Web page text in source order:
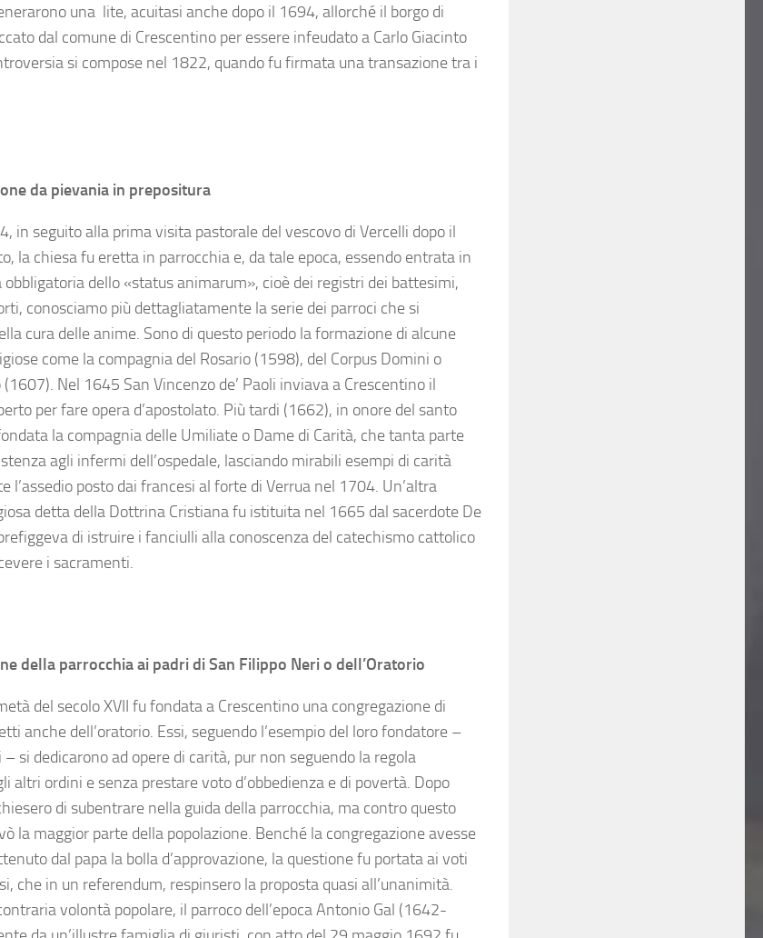
una lite, acuitasi anche dopo il 1694, allorché il borgo di
dal comune di Crescentino per essere infeudato a Carlo Giacinto
si compose nel 1822, quando fu firmata una transazione tra i
da pievania in prepositura
in seguito alla prima visita pastorale del vescovo di Vercelli dopo il
la chiesa fu eretta in parrocchia e, da tale epoca, essendo entrata in
dello «status animarum», cioè dei registri dei battesimi,
conosciamo più dettagliatamente la serie dei parroci che si
cura delle anime. Sono di questo periodo la formazione di alcune
come la compagnia del Rosario (1598), del Corpus Domini o
Nel 1645 San Vincenzo de’ Paoli inviava a Crescentino il
per fare opera d’apostolato. Più tardi (1662), in onore del santo
la compagnia delle Umiliate o Dame di Carità, che tanta parte
agli infermi dell’ospedale, lasciando mirabili esempi di carità
l’assedio posto dai francesi al forte di Verrua nel 1704. Un’altra
detta della Dottrina Cristiana fu istituita nel 1665 dal sacerdote De
di istruire i fanciulli alla conoscenza del catechismo cattolico
i sacramenti.
della parrocchia ai padri di San Filippo Neri o dell’Oratorio
del secolo XVII fu fondata a Crescentino una congregazione di
anche dell’oratorio. Essi, seguendo l’esempio del loro fondatore –
– si dedicarono ad opere di carità, pur non seguendo la regola
altri ordini e senza prestare voto d’obbedienza e di povertà. Dopo
di subentrare nella guida della parrocchia, ma contro questo
la maggior parte della popolazione. Benché la congregazione avesse
dal papa la bolla d’approvazione, la questione fu portata ai voti
che in un referendum, respinsero la proposta quasi all’unanimità.
volontà popolare, il parroco dell’epoca Antonio Gal (1642-